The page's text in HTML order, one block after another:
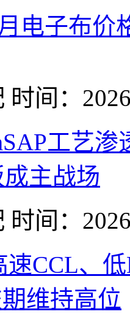
电子布价
时间：
工艺
主战场
时间：
速CCL、
维持高位